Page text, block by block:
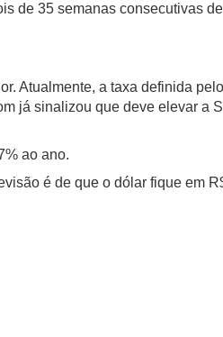
de 35 semanas consecutivas
Atualmente, a taxa definida pelo
já sinalizou que deve elevar a
ao ano.
é de que o dólar fique em